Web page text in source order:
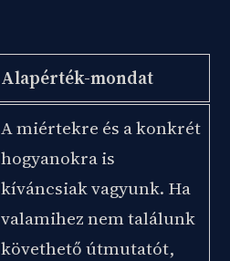
Alapérték-mondat
A miértekre és a konkrét
hogyanokra is
kíváncsiak vagyunk. Ha
valamihez nem találunk
követhető útmutatót,